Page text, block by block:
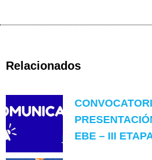
Relacionados
EBE – III